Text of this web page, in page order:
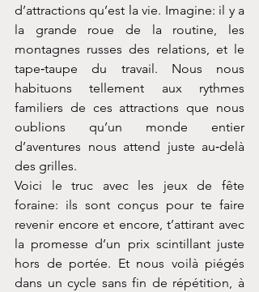
d’attractions qu’est la vie. Imagine: il y a
la grande roue de la routine, les
montagnes russes des relations, et le
tape‑taupe du travail. Nous nous
habituons tellement aux rythmes
familiers de ces attractions que nous
oublions qu’un monde entier
d’aventures nous attend juste au‑delà
des grilles.
Voici le truc avec les jeux de fête
foraine: ils sont conçus pour te faire
revenir encore et encore, t’attirant avec
la promesse d’un prix scintillant juste
hors de portée. Et nous voilà piégés
dans un cycle sans fin de répétition, à